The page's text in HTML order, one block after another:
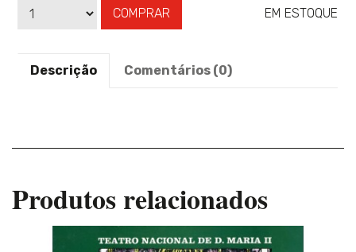
Qtd COMPRAR
Disponibilidade: EM ESTOQUE
Descrição Comentários (0)
Produtos relacionados